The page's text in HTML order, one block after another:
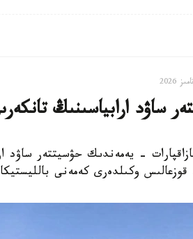
ساۋد ارابياسىنىڭ
- يەمەندىك حۋسيتتەر ساۋد
وكىلدەرى كەمەنى